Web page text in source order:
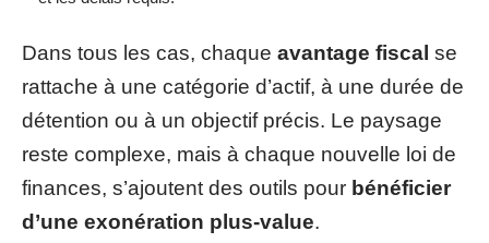
Dans tous les cas, chaque avantage fiscal se
rattache à une catégorie d’actif, à une durée de
détention ou à un objectif précis. Le paysage
reste complexe, mais à chaque nouvelle loi de
finances, s’ajoutent des outils pour bénéficier
d’une exonération plus-value.